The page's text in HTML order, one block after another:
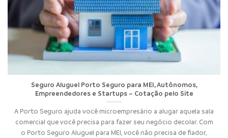
Seguro Aluguel Porto Seguro para MEI, Autônomos,
Empreendedores e Startups – Cotação pelo Site
A Porto Seguro ajuda você microempresário a alugar aquela sala
comercial que você precisa para fazer seu negócio decolar. Com
o Porto Seguro Aluguel para MEI, você não precisa de fiador,